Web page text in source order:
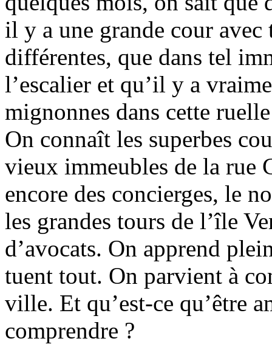
il y a une grande cour
différentes, que dans tel
l’escalier et qu’il y a
mignonnes dans cette
On connaît les superbes
vieux immeubles de la rue
encore des concierges, le
les grandes tours de l’île
d’avocats. On apprend
tuent tout. On parvient à
ville. Et qu’est-ce qu’être
comprendre ?